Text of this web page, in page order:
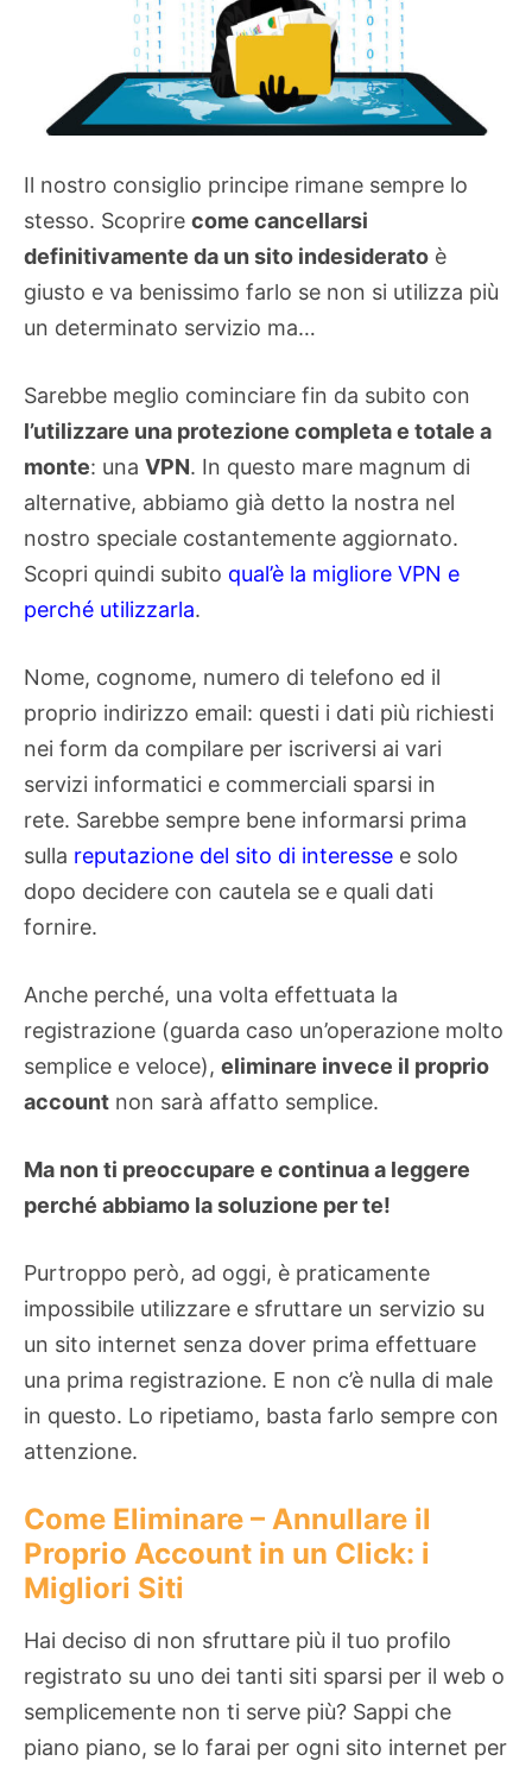
Il nostro consiglio principe rimane sempre lo
stesso. Scoprire come cancellarsi
definitivamente da un sito indesiderato è
giusto e va benissimo farlo se non si utilizza più
un determinato servizio ma…
Sarebbe meglio cominciare fin da subito con
l’utilizzare una protezione completa e totale a
monte: una VPN. In questo mare magnum di
alternative, abbiamo già detto la nostra nel
nostro speciale costantemente aggiornato.
Scopri quindi subito qual’è la migliore VPN e
perché utilizzarla.
Nome, cognome, numero di telefono ed il
proprio indirizzo email: questi i dati più richiesti
nei form da compilare per iscriversi ai vari
servizi informatici e commerciali sparsi in
rete. Sarebbe sempre bene informarsi prima
sulla reputazione del sito di interesse e solo
dopo decidere con cautela se e quali dati
fornire.
Anche perché, una volta effettuata la
registrazione (guarda caso un’operazione molto
semplice e veloce), eliminare invece il proprio
account non sarà affatto semplice.
Ma non ti preoccupare e continua a leggere
perché abbiamo la soluzione per te!
Purtroppo però, ad oggi, è praticamente
impossibile utilizzare e sfruttare un servizio su
un sito internet senza dover prima effettuare
una prima registrazione. E non c’è nulla di male
in questo. Lo ripetiamo, basta farlo sempre con
attenzione.
Come Eliminare – Annullare il
Proprio Account in un Click: i
Migliori Siti
Hai deciso di non sfruttare più il tuo profilo
registrato su uno dei tanti siti sparsi per il web o
semplicemente non ti serve più? Sappi che
piano piano, se lo farai per ogni sito internet per